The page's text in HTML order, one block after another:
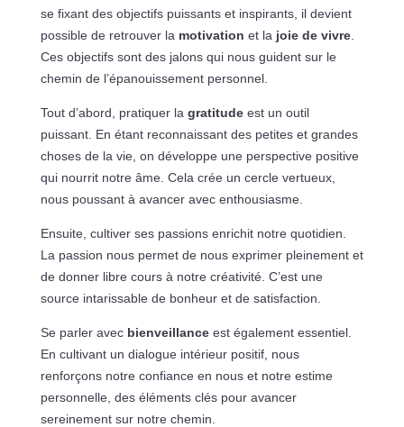
se fixant des objectifs puissants et inspirants, il devient
possible de retrouver la motivation et la joie de vivre.
Ces objectifs sont des jalons qui nous guident sur le
chemin de l’épanouissement personnel.
Tout d’abord, pratiquer la gratitudeest un outil
puissant. En étant reconnaissant des petites et grandes
choses de la vie, on développe une perspective positive
qui nourrit notre âme. Cela crée un cercle vertueux,
nous poussant à avancer avec enthousiasme.
Ensuite, cultiver ses passions enrichit notre quotidien.
La passion nous permet de nous exprimer pleinement et
de donner libre cours à notre créativité. C’est une
source intarissable de bonheur et de satisfaction.
Se parler avec bienveillanceest également essentiel.
En cultivant un dialogue intérieur positif, nous
renforçons notre confiance en nous et notre estime
personnelle, des éléments clés pour avancer
sereinement sur notre chemin.